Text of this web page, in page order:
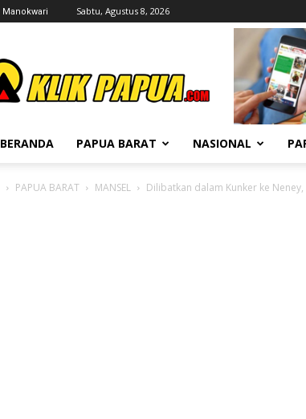
Manokwari Sabtu, Agustus 8, 2026
BERANDA PAPUA BARAT NASIONAL
PAPUA BARAT MANSEL Dilibatkan dalam Kunker ke Neney,